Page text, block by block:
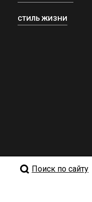
СТИЛЬ ЖИЗНИ
Поиск по сайту